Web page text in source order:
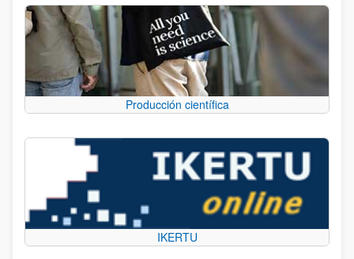
Producción científica
IKERTU